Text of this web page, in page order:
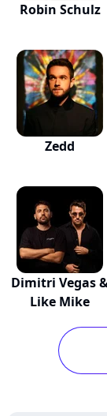
Robin Schulz
Zedd
Dimitri Vegas
Like Mike